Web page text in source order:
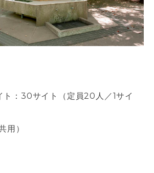
ト：30サイト（定員20人／1サイ
用）